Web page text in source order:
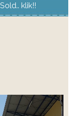
klik!!